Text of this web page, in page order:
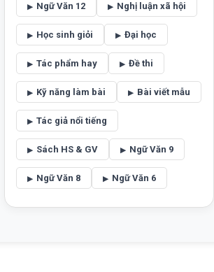
Ngữ Văn 12 Nghị luận xã hội
Học sinh giỏi Đại học
Tác phẩm hay Đề thi
Kỹ năng làm bài Bài viết mẫu
Tác giả nổi tiếng
Sách HS & GV Ngữ Văn 9
Ngữ Văn 8 Ngữ Văn 6